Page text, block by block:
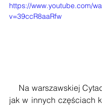
https://www.youtube.com/
v=39ccR8aaRfw
Na warszawskiej
jak w innych częściach